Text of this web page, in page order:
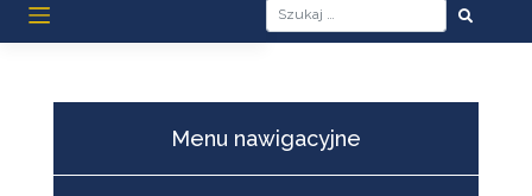
Menu nawigacyjne